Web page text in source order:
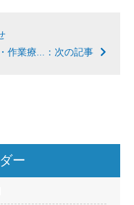
作業療...：次の記事
ー